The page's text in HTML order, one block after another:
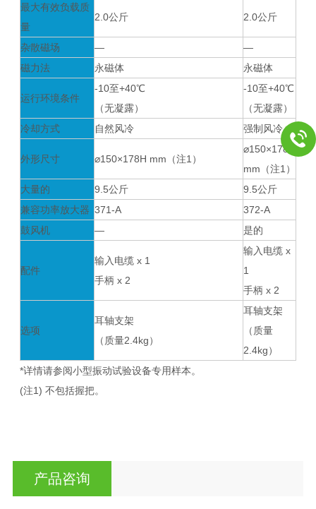
最大有效负载质
量
2.0公斤 2.0公斤
杂散磁场 ―
―
磁力法
永磁体 永磁体
运行环境条件
-10至+40℃
（无凝露）
-10至+40℃
（无凝露）
冷却方式
自然风冷 强制风冷
外形尺寸 ⌀150×178H mm（注1）
⌀150×178H
mm（注1）
大量的
9.5公斤
9.5公斤
兼容功率放大器 371-A
372-A
鼓风机
― 是的
配件
输入电缆 x 1
手柄 x 2
输入电缆 x
1
手柄 x 2
选项
耳轴支架
（质量2.4kg）
耳轴支架
（质量
2.4kg）
*详情请参阅小型振动试验设备专用样本。
(注1) 不包括握把。
产品咨询